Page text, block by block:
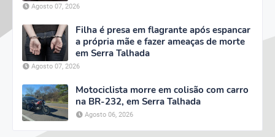
Agosto 07, 2026
Filha é presa em flagrante após espancar
a própria mãe e fazer ameaças de morte
em Serra Talhada
Agosto 07, 2026
Motociclista morre em colisão com carro
na BR-232, em Serra Talhada
Agosto 06, 2026